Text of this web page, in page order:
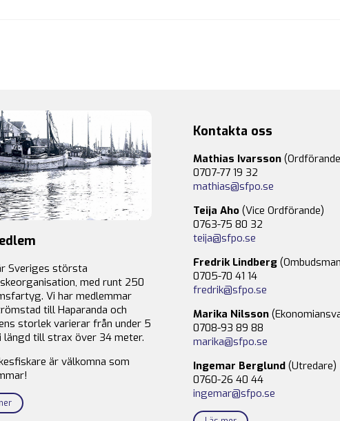
Sveriges största
med runt 250
Vi har medlemmar
till Haparanda och
storlek varierar från under 5
längd till strax över 34 meter.
är välkomna som
Kontakta oss
Mathias Ivarsson
0707-77 19 32
mathias@sfpo.se
Teija Aho (Vice Ordförande)
0763-75 80 32
teija@sfpo.se
Fredrik Lindberg
0705-70 41 14
fredrik@sfpo.se
Marika Nilsson
0708-93 89 88
marika@sfpo.se
Ingemar Berglund (Utredare)
0760-26 40 44
ingemar@sfpo.se